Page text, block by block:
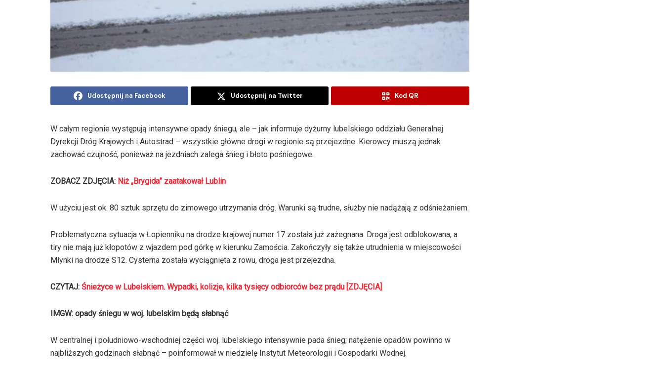
Udostępnij na Facebook Udostępnij na Twitter Kod QR
W całym regionie występują intensywne opady śniegu, ale – jak informuje dyżurny lubelskiego oddziału Generalnej
Dyrekcji Dróg Krajowych i Autostrad – wszystkie główne drogi w regionie są przejezdne. Kierowcy muszą jednak
zachować czujność, ponieważ na jezdniach zalega śnieg i błoto pośniegowe.
ZOBACZ ZDJĘCIA: Niż „Brygida” zaatakował Lublin
W użyciu jest ok. 80 sztuk sprzętu do zimowego utrzymania dróg. Warunki są trudne, służby nie nadążają z odśnieżaniem.
Problematyczna sytuacja w Łopienniku na drodze krajowej numer 17 została już zażegnana. Droga jest odblokowana, a
tiry nie mają już kłopotów z wjazdem pod górkę w kierunku Zamościa. Zakończyły się także utrudnienia w miejscowości
Młynki na drodze S12. Cysterna została wyciągnięta z rowu, droga jest przejezdna.
CZYTAJ: Śnieżyce w Lubelskiem. Wypadki, kolizje, kilka tysięcy odbiorców bez prądu [ZDJĘCIA]
IMGW: opady śniegu w woj. lubelskim będą słabnąć
W centralnej i południowo-wschodniej części woj. lubelskiego intensywnie pada śnieg; natężenie opadów powinno w
najbliższych godzinach słabnąć – poinformował w niedzielę Instytut Meteorologii i Gospodarki Wodnej.